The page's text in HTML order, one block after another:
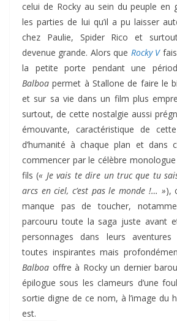
celui de Rocky au sein du peuple en
les parties de lui qu’il a pu laisser
chez Paulie, Spider Rico et
devenue grande. Alors que Rocky V
la petite porte pendant une
Balboa permet à Stallone de faire le
et sur sa vie dans un film plus
surtout, de cette nostalgie aussi
émouvante, caractéristique de
d’humanité à chaque plan et dans
commencer par le célèbre monologue
fils (« Je vais te dire un truc que tu
arcs en ciel, c’est pas le monde !… »),
manque pas de toucher,
parcouru toute la saga juste avant
personnages dans leurs
toutes inspirantes mais
Balboa offre à Rocky un dernier
épilogue sous les clameurs d’une
sortie digne de ce nom, à l’image du
est.